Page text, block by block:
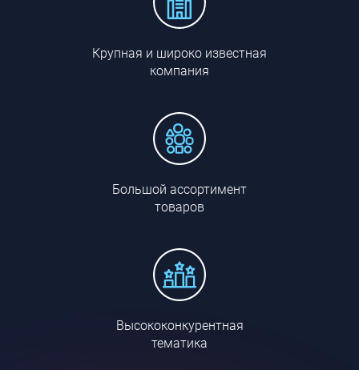
Крупная и широко известная
компания
Большой ассортимент
товаров
Высококонкурентная
тематика